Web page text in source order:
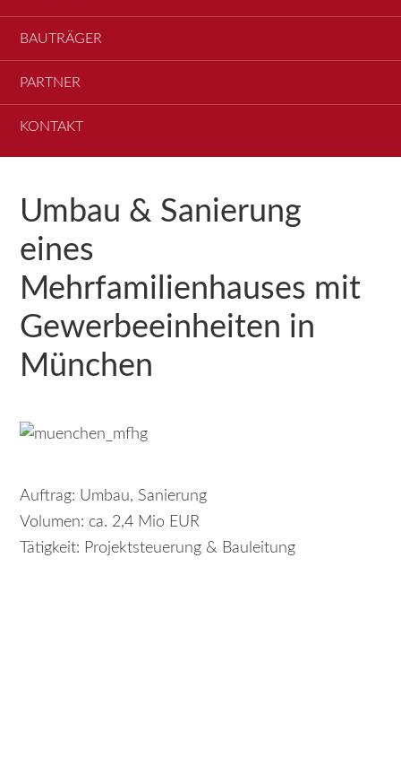
BAUTRÄGER
PARTNER
KONTAKT
Umbau & Sanierung
eines
Mehrfamilienhauses mit
Gewerbeeinheiten in
München
Auftrag: Umbau, Sanierung
Volumen: ca. 2,4 Mio EUR
Tätigkeit: Projektsteuerung & Bauleitung